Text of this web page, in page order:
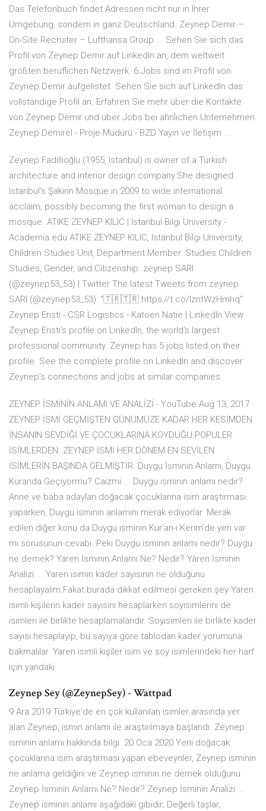
Das Telefonbuch findet Adressen nicht nur in Ihrer
Umgebung, sondern in ganz Deutschland. Zeynep Demir –
On-Site Recruiter – Lufthansa Group ... Sehen Sie sich das
Profil von Zeynep Demir auf LinkedIn an, dem weltweit
größten beruflichen Netzwerk. 6 Jobs sind im Profil von
Zeynep Demir aufgelistet. Sehen Sie sich auf LinkedIn das
vollständige Profil an. Erfahren Sie mehr über die Kontakte
von Zeynep Demir und über Jobs bei ähnlichen Unternehmen.
Zeynep Demirel - Proje Müdürü - BZD Yayın ve İletişim ...
Zeynep Fadıllıoğlu (1955, Istanbul) is owner of a Turkish
architecture and interior design company.She designed
Istanbul's Şakirin Mosque in 2009 to wide international
acclaim, possibly becoming the first woman to design a
mosque. ATIKE ZEYNEP KILIC | Istanbul Bilgi University -
Academia.edu ATIKE ZEYNEP KILIC, Istanbul Bilgi University,
Children Studies Unit, Department Member. Studies Children
Studies, Gender, and Citizenship. zeynep SARI
(@zeynep53_53) | Twitter The latest Tweets from zeynep
SARI (@zeynep53_53): "🇹🇷🇹🇷 https://t.co/IzntWzHmhq"
Zeynep Eristi - CSR Logistics - Katoen Natie | LinkedIn View
Zeynep Eristi’s profile on LinkedIn, the world's largest
professional community. Zeynep has 5 jobs listed on their
profile. See the complete profile on LinkedIn and discover
Zeynep’s connections and jobs at similar companies.
ZEYNEP İSMİNİN ANLAMI VE ANALİZİ - YouTube Aug 13, 2017 ·
ZEYNEP İSMİ GEÇMİŞTEN GÜNÜMÜZE KADAR HER KESİMDEN
İNSANIN SEVDİĞİ VE ÇOCUKLARINA KOYDUĞU POPULER
İSİMLERDEN. ZEYNEP İSMİ HER DÖNEM EN SEVİLEN
İSİMLERİN BAŞINDA GELMİŞTİR. Duygu İsminin Anlamı, Duygu
Kuranda Geçiyormu? Caizmi ... Duygu isminin anlamı nedir?
Anne ve baba adayları doğacak çocuklarına isim araştırması
yaparken, Duygu isminin anlamını merak ediyorlar. Merak
edilen diğer konu da Duygu isminin Kur'an-ı Kerim'de yeri var
mı sorusunun cevabı. Peki Duygu isminin anlamı nedir? Duygu
ne demek? Yaren İsminin Anlamı Ne? Nedir? Yâren İsminin
Analizi ... Yaren isimin kader sayısının ne olduğunu
hesaplayalım.Fakat burada dikkat edilmesi gereken şey Yaren
isimli kişilerin kader sayısını hesaplarken soyisimlerini de
isimleri ile birlikte hesaplamalarıdır. Soyisimleri ile birlikte kader
sayısı hesaplayıp, bu sayıya göre tablodan kader yorumuna
bakmalılar. Yaren isimli kişiler isim ve soy isimlerindeki her harf
için yandaki
Zeynep Sey (@ZeynepSey) - Wattpad
9 Ara 2019 Türkiye'de en çok kullanılan isimler arasında yer
alan Zeynep, ismin anlamı ile araştırılmaya başlandı. Zeynep
isminin anlamı hakkında bilgi 20 Oca 2020 Yeni doğacak
çocuklarına isim araştırması yapan ebeveynler, Zeynep isminin
ne anlama geldiğini ve Zeynep isminin ne demek olduğunu
Zeynep İsminin Anlamı Ne? Nedir? Zeynep İsminin Analizi ...
Zeynep isminin anlamı aşağıdaki gibidir; Değerli taşlar,